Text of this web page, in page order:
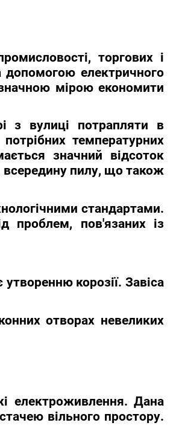
торгових і
допомогою електричного
мірою економити
з вулиці потрапляти в
температурних
значний відсоток
всередину пилу, що також
стандартами.
проблем, пов'язаних із
корозії. Завіса
отворах невеликих
електроживлення. Дана
вільного простору.